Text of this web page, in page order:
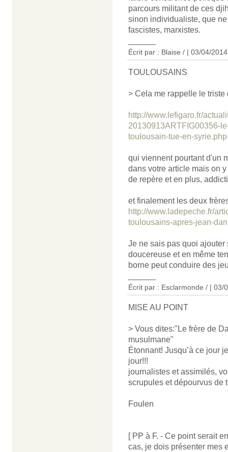
parcours militant de ces
sinon individualiste, que
fascistes, marxistes.
Écrit par : Blaise / | 03/04/2014
TOULOUSAINS
> Cela me rappelle le
http://www.lefigaro.fr/
20130913ARTFIG00356-
toulousain-tue-en-syrie.php
qui viennent pourtant d'un
dans votre article mais on
de repère et en plus,
et finalement les deux
http://www.ladepeche.fr/
toulousains-apres-jean-
Je ne sais pas quoi
doucereuse et en même
borne peut conduire des
Écrit par : Esclarmonde / | 03/
MISE AU POINT
> Vous dites:"Le frère de
musulmane"
Étonnant! Jusqu’à ce jour
jour!!!
journalistes et assimilés,
scrupules et dépourvus de
Foulen
[ PP à F. - Ce point serait
cas, je dois présenter mes